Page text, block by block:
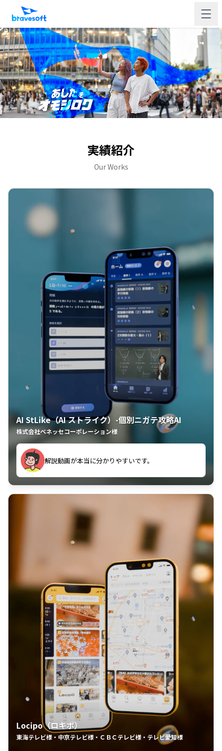
実績紹介
Our Works
AI StLike（AI ストライク）-個別ニガテ攻略AI
株式会社ベネッセコーポレーション様
古文漢文を主に使わせていただいているが、復習する
のに非常に役立っている。
解説動画が本当に分かりやすいです。
Locipo（ロキポ）
東海テレビ様・中京テレビ様・ＣＢＣテレビ様・テレビ愛知様